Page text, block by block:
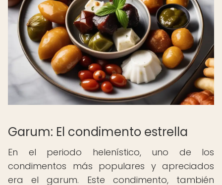
Garum: El condimento estrella
En el periodo helenístico, uno de los
condimentos más populares y apreciados
era el garum. Este condimento, también